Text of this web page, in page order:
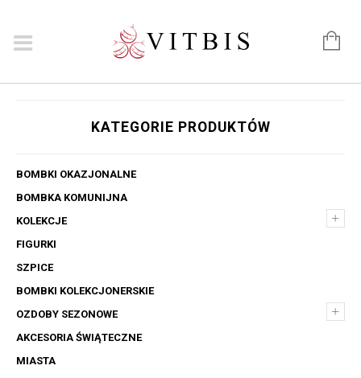
KATEGORIE PRODUKTÓW
BOMBKI OKAZJONALNE
BOMBKA KOMUNIJNA
+
KOLEKCJE
FIGURKI
SZPICE
BOMBKI KOLEKCJONERSKIE
+
OZDOBY SEZONOWE
AKCESORIA ŚWIĄTECZNE
MIASTA